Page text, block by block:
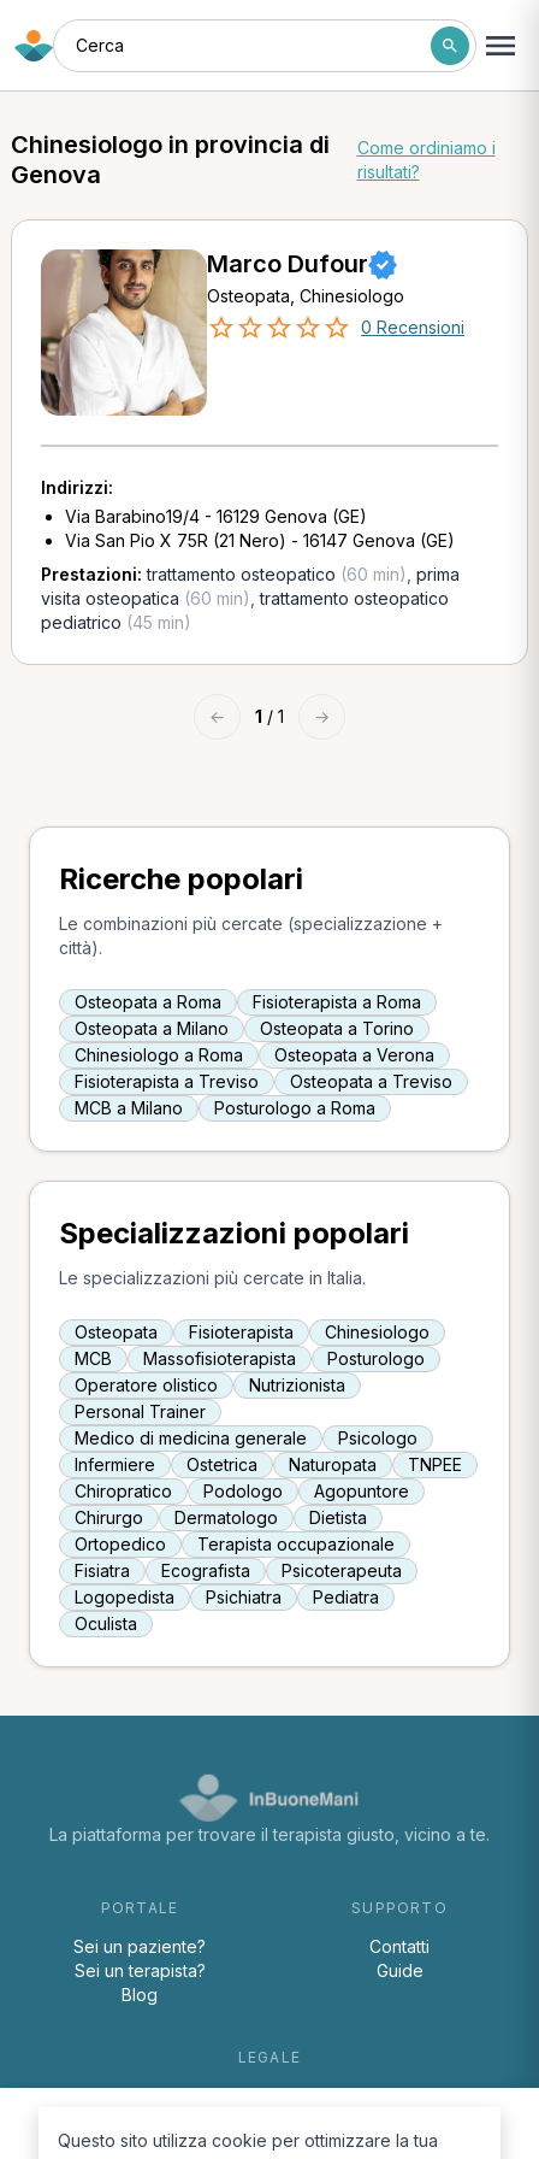
Cerca
Chinesiologo in provincia di
Genova
Come ordiniamo i
risultati?
Marco Dufour
Osteopata, Chinesiologo
0 Recensioni
Indirizzi:
Via Barabino19/4 - 16129 Genova (GE)
Via San Pio X 75R (21 Nero) - 16147 Genova (GE)
Prestazioni:trattamento osteopatico (60 min) prima
visita osteopatica (60 min) ,trattamento osteopatico
pediatrico (45 min)
← 1 / 1 →
Ricerche popolari
Le combinazioni più cercate (specializzazione +
città).
Osteopata a Roma
Fisioterapista a Roma
Osteopata a Milano
Osteopata a Torino
Chinesiologo a Roma
Osteopata a Verona
Fisioterapista a Treviso
Osteopata a Treviso
MCB a Milano
Posturologo a Roma
Specializzazioni popolari
Le specializzazioni più cercate in Italia.
Osteopata Fisioterapista
Chinesiologo
MCB
Massofisioterapista
Posturologo
Operatore olistico
Nutrizionista
Personal Trainer
Medico di medicina generale
Psicologo
Infermiere
Ostetrica Naturopata
TNPEE
Chiropratico
Podologo
Agopuntore
Chirurgo
Dermatologo
Dietista
Ortopedico
Terapista occupazionale
Fisiatra
Ecografista
Psicoterapeuta
Logopedista
Psichiatra
Pediatra
Oculista
La piattaforma per trovare il terapista giusto, vicino a te.
PORTALE
Sei un paziente?
Sei un terapista?
Blog
SUPPORTO
Contatti
Guide
LEGALE
Cookie Policy
Questo sito utilizza cookie per ottimizzare la tua